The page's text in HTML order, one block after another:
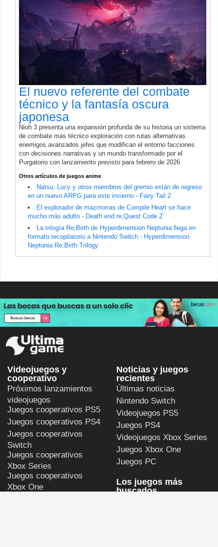
El nuevo referente del combate
técnico y la fantasía oscura
japonesa
Nioh 3 presenta una expansión profunda de su historia un sistema
de combate más técnico exploración con rutas alternativas
enemigos avanzados jefes que modifican el entorno facciones
con decisiones narrativas y un mundo transformado por el
Purgatorio con lanzamiento previsto para febrero de 2026
Otros artículos de juegos anime
Natsu, Lucy y otros miembros del gremio están de regreso
en un nuevo ARPG para este invierno - Fairy Tail 2
El explorador de mazmorras de Compile Heart se hace
mucho más adulto - Death end re;Quest Code Z
La trilogía Re;Birth de Hyperdimension Neptunia llega en
formato recopilatorio a Nintendo Switch - Hyperdimension
Neptunia Re;Birth Trilogy
Videojuegos y
cooperativo
Próximos lanzamientos
videojuegos
Juegos cooperativos PS5
Juegos cooperativos PS4
Juegos cooperativos
Switch
Juegos cooperativos
Xbox Series
Juegos cooperativos
Xbox One
Noticias y juegos
recientes
Últimas noticias
Nintendo Switch
Videojuegos PS5
Juegos PS4
Videojuegos Xbox Series
Juegos Xbox One
Juegos PC
Los juegos más
buscados